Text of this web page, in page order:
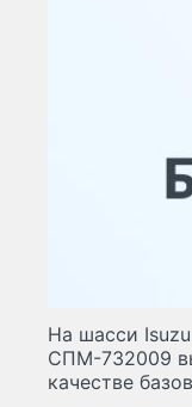
На шасси
СПМ-732009
качестве